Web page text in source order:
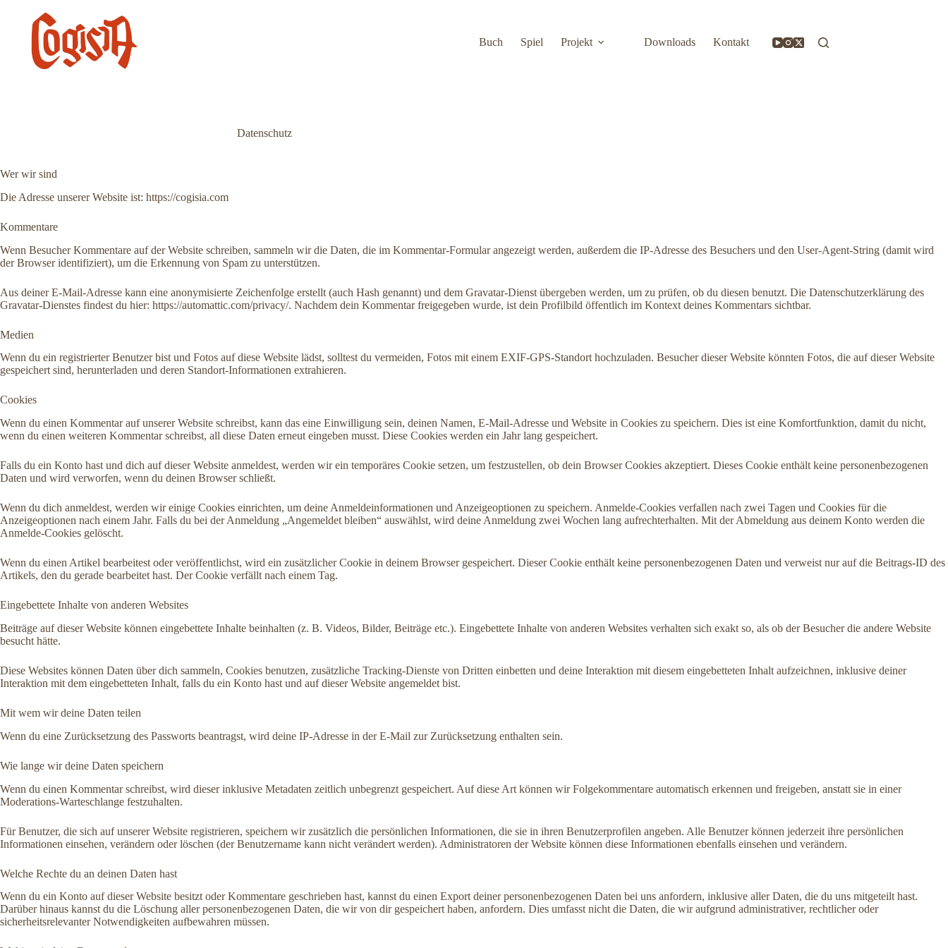
springen
Buch
Spiel Projekt Downloads Kontakt
Datenschutz
Wer wir sind
Die Adresse unserer Website ist: https://cogisia.com
Kommentare
Wenn Besucher Kommentare auf der Website schreiben, sammeln wir die Daten, die im Kommentar-Formular angezeigt werden, außerdem die IP-Adresse des Besuchers und den User-Agent-String (damit wird
der Browser identifiziert), um die Erkennung von Spam zu unterstützen.
Aus deiner E-Mail-Adresse kann eine anonymisierte Zeichenfolge erstellt (auch Hash genannt) und dem Gravatar-Dienst übergeben werden, um zu prüfen, ob du diesen benutzt. Die Datenschutzerklärung des
Gravatar-Dienstes findest du hier: https://automattic.com/privacy/. Nachdem dein Kommentar freigegeben wurde, ist dein Profilbild öffentlich im Kontext deines Kommentars sichtbar.
Medien
Wenn du ein registrierter Benutzer bist und Fotos auf diese Website lädst, solltest du vermeiden, Fotos mit einem EXIF-GPS-Standort hochzuladen. Besucher dieser Website könnten Fotos, die auf dieser Website
gespeichert sind, herunterladen und deren Standort-Informationen extrahieren.
Cookies
Wenn du einen Kommentar auf unserer Website schreibst, kann das eine Einwilligung sein, deinen Namen, E-Mail-Adresse und Website in Cookies zu speichern. Dies ist eine Komfortfunktion, damit du nicht,
wenn du einen weiteren Kommentar schreibst, all diese Daten erneut eingeben musst. Diese Cookies werden ein Jahr lang gespeichert.
Falls du ein Konto hast und dich auf dieser Website anmeldest, werden wir ein temporäres Cookie setzen, um festzustellen, ob dein Browser Cookies akzeptiert. Dieses Cookie enthält keine personenbezogenen
Daten und wird verworfen, wenn du deinen Browser schließt.
Wenn du dich anmeldest, werden wir einige Cookies einrichten, um deine Anmeldeinformationen und Anzeigeoptionen zu speichern. Anmelde-Cookies verfallen nach zwei Tagen und Cookies für die
Anzeigeoptionen nach einem Jahr. Falls du bei der Anmeldung „Angemeldet bleiben“ auswählst, wird deine Anmeldung zwei Wochen lang aufrechterhalten. Mit der Abmeldung aus deinem Konto werden die
Anmelde-Cookies gelöscht.
Wenn du einen Artikel bearbeitest oder veröffentlichst, wird ein zusätzlicher Cookie in deinem Browser gespeichert. Dieser Cookie enthält keine personenbezogenen Daten und verweist nur auf die Beitrags-ID des
Artikels, den du gerade bearbeitet hast. Der Cookie verfällt nach einem Tag.
Eingebettete Inhalte von anderen Websites
Beiträge auf dieser Website können eingebettete Inhalte beinhalten (z. B. Videos, Bilder, Beiträge etc.). Eingebettete Inhalte von anderen Websites verhalten sich exakt so, als ob der Besucher die andere Website
besucht hätte.
Diese Websites können Daten über dich sammeln, Cookies benutzen, zusätzliche Tracking-Dienste von Dritten einbetten und deine Interaktion mit diesem eingebetteten Inhalt aufzeichnen, inklusive deiner
Interaktion mit dem eingebetteten Inhalt, falls du ein Konto hast und auf dieser Website angemeldet bist.
Mit wem wir deine Daten teilen
Wenn du eine Zurücksetzung des Passworts beantragst, wird deine IP-Adresse in der E-Mail zur Zurücksetzung enthalten sein.
Wie lange wir deine Daten speichern
Wenn du einen Kommentar schreibst, wird dieser inklusive Metadaten zeitlich unbegrenzt gespeichert. Auf diese Art können wir Folgekommentare automatisch erkennen und freigeben, anstatt sie in einer
Moderations-Warteschlange festzuhalten.
Für Benutzer, die sich auf unserer Website registrieren, speichern wir zusätzlich die persönlichen Informationen, die sie in ihren Benutzerprofilen angeben. Alle Benutzer können jederzeit ihre persönlichen
Informationen einsehen, verändern oder löschen (der Benutzername kann nicht verändert werden). Administratoren der Website können diese Informationen ebenfalls einsehen und verändern.
Welche Rechte du an deinen Daten hast
Wenn du ein Konto auf dieser Website besitzt oder Kommentare geschrieben hast, kannst du einen Export deiner personenbezogenen Daten bei uns anfordern, inklusive aller Daten, die du uns mitgeteilt hast.
Darüber hinaus kannst du die Löschung aller personenbezogenen Daten, die wir von dir gespeichert haben, anfordern. Dies umfasst nicht die Daten, die wir aufgrund administrativer, rechtlicher oder
sicherheitsrelevanter Notwendigkeiten aufbewahren müssen.